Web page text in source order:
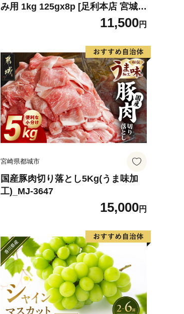
み用 1kg 125gx8p [足利本店 宮城県
気仙沼市 20564313] 魚 魚介類 鮭 お
刺し身 刺し身 刺身 生 生食 個包装
チリ銀鮭 銀鮭 海鮮 海鮮丼 魚介
11,500円
宮崎県都城市
国産豚肉切り落とし5Kg(うま味加
工)_MJ-3647
15,000円